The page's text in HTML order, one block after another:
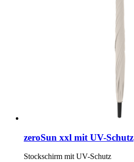
zeroSun xxl mit UV-Schutz
Stockschirm mit UV-Schutz